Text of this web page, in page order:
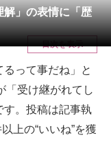
」の表情に「歴
目次を表示
って事だね」と
「受け継がれてし
す。投稿は記事執
上の“いいね”を獲